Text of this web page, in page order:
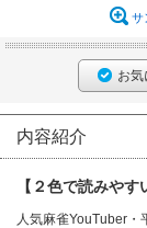
サ
お気
内容紹介
【２色で読みや
人気麻雀YouTuber・